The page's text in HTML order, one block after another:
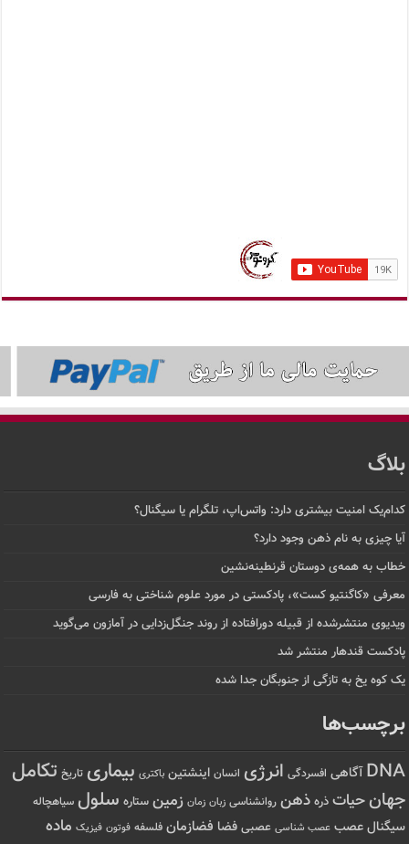
بلاگ
کدام‌یک امنیت بیشتری دارد: واتس‌اپ، تلگرام یا سیگنال؟
آیا چیزی به نام ذهن وجود دارد؟
خطاب به همه‌ی دوستان قرنطینه‌نشین
معرفی «کاگنتیو کست»، پادکستی در مورد علوم شناختی به فارسی
ویدیوی منتشرشده از قبیله دورافتاده‌ از روند جنگل‌زدایی در آمازون می‌گوید
پادکست قندهار منتشر شد
یک کوه یخ به تازگی از جنوبگان جدا شده
برچسب‌ها
DNA آگاهی افسردگی انرژی انسان اینشتین باکتری بیماری تاریخ تکامل
جهانحیات ذره ذهن روانشناسی زبان زمان زمین ستاره سلول سیاهچاله
سیگنال عصب عصب شناسی عصبی فضا فضازمان فلسفه فوتون فیزیک ماده